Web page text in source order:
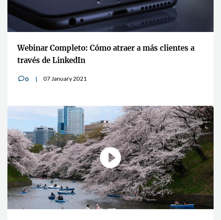
Webinar Completo: Cómo atraer a más clientes a
través de LinkedIn
v0 07 January 2021